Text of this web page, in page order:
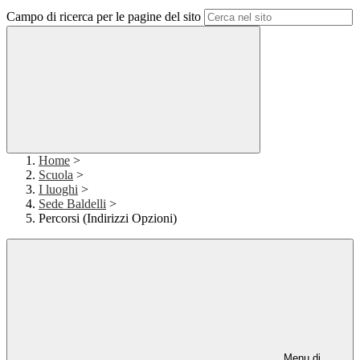
Campo di ricerca per le pagine del sito
Home >
Scuola >
I luoghi >
Sede Baldelli >
Percorsi (Indirizzi Opzioni)